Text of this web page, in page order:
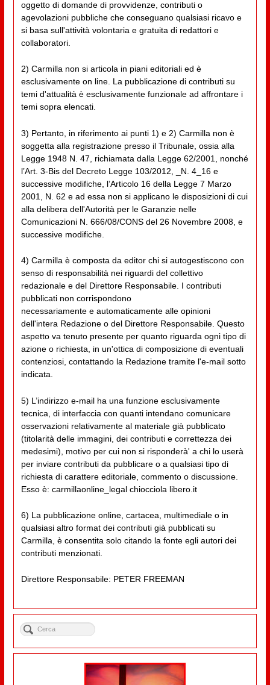
oggetto di domande di provvidenze, contributi o
agevolazioni pubbliche che conseguano qualsiasi ricavo e
si basa sull'attività volontaria e gratuita di redattori e
collaboratori.
2) Carmilla non si articola in piani editoriali ed è
esclusivamente on line. La pubblicazione di contributi su
temi d'attualità è esclusivamente funzionale ad affrontare i
temi sopra elencati.
3) Pertanto, in riferimento ai punti 1) e 2) Carmilla non è
soggetta alla registrazione presso il Tribunale, ossia alla
Legge 1948 N. 47, richiamata dalla Legge 62/2001, nonché
l’Art. 3-Bis del Decreto Legge 103/2012, _N. 4_16 e
successive modifiche, l’Articolo 16 della Legge 7 Marzo
2001, N. 62 e ad essa non si applicano le disposizioni di cui
alla delibera dell'Autorità per le Garanzie nelle
Comunicazioni N. 666/08/CONS del 26 Novembre 2008, e
successive modifiche.
4) Carmilla è composta da editor chi si autogestiscono con
senso di responsabilità nei riguardi del collettivo
redazionale e del Direttore Responsabile. I contributi
pubblicati non corrispondono
necessariamente e automaticamente alle opinioni
dell'intera Redazione o del Direttore Responsabile. Questo
aspetto va tenuto presente per quanto riguarda ogni tipo di
azione o richiesta, in un'ottica di composizione di eventuali
contenziosi, contattando la Redazione tramite l'e-mail sotto
indicata.
5) L’indirizzo e-mail ha una funzione esclusivamente
tecnica, di interfaccia con quanti intendano comunicare
osservazioni relativamente al materiale già pubblicato
(titolarità delle immagini, dei contributi e correttezza dei
medesimi), motivo per cui non si risponderà' a chi lo userà
per inviare contributi da pubblicare o a qualsiasi tipo di
richiesta di carattere editoriale, commento o discussione.
Esso è: carmillaonline_legal chiocciola libero.it
6) La pubblicazione online, cartacea, multimediale o in
qualsiasi altro format dei contributi già pubblicati su
Carmilla, è consentita solo citando la fonte egli autori dei
contributi menzionati.
Direttore Responsabile: PETER FREEMAN